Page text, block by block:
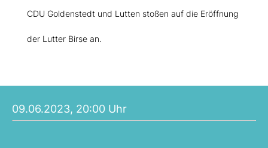
CDU Goldenstedt und Lutten stoßen auf die Eröffnung
der Lutter Birse an.
09.06.2023, 20:00 Uhr